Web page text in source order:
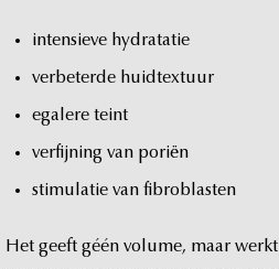
intensieve hydratatie
verbeterde huidtextuur
egalere teint
verfijning van poriën
stimulatie van fibroblasten
Het geeft géén volume, maar werkt